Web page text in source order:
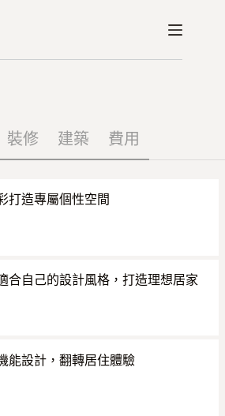
裝修 建築 費用
打造專屬個性空間
合自己的設計風格，打造理想居家
能設計，翻轉居住體驗